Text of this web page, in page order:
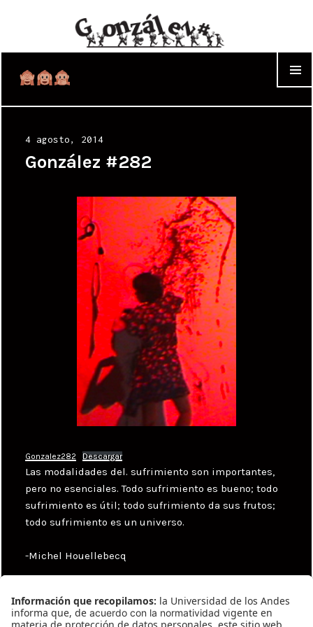
Posted
on
4 agosto, 2014
González #282
Gonzalez282 Descargar
Las modalidades del. sufrimiento son importantes,
pero no esenciales. Todo sufrimiento es bueno; todo
sufrimiento es útil; todo sufrimiento da sus frutos;
todo sufrimiento es un universo.
-Michel Houellebecq
Categories
Uncategorized